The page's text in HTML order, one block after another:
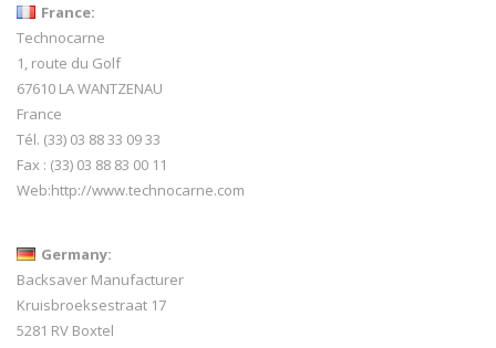
France:
Technocarne
1, route du Golf
67610 LA WANTZENAU
France
Tél. (33) 03 88 33 09 33
Fax : (33) 03 88 83 00 11
Web:http://www.technocarne.com
Germany:
Backsaver Manufacturer
Kruisbroeksestraat 17
5281 RV Boxtel